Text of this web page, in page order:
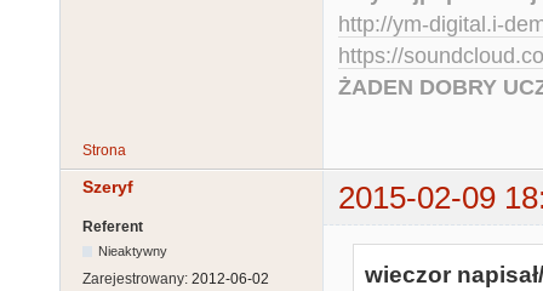
http://ym-digital.i-
https://
ŻADEN DOBRY
Strona
Szeryf 2015-02-09
Referent
Nieaktywny
Zarejestrowany: 2012-06-02
wieczor